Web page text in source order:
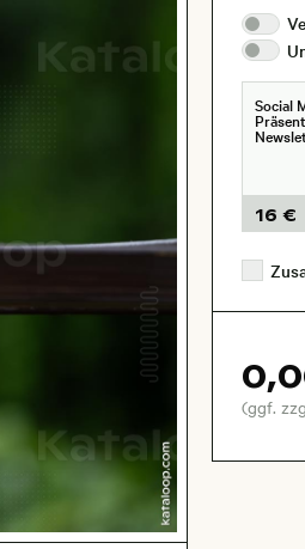
Social
16 €
(ggf.